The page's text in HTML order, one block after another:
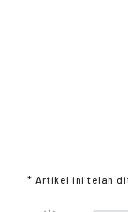
* Artikel ini telah